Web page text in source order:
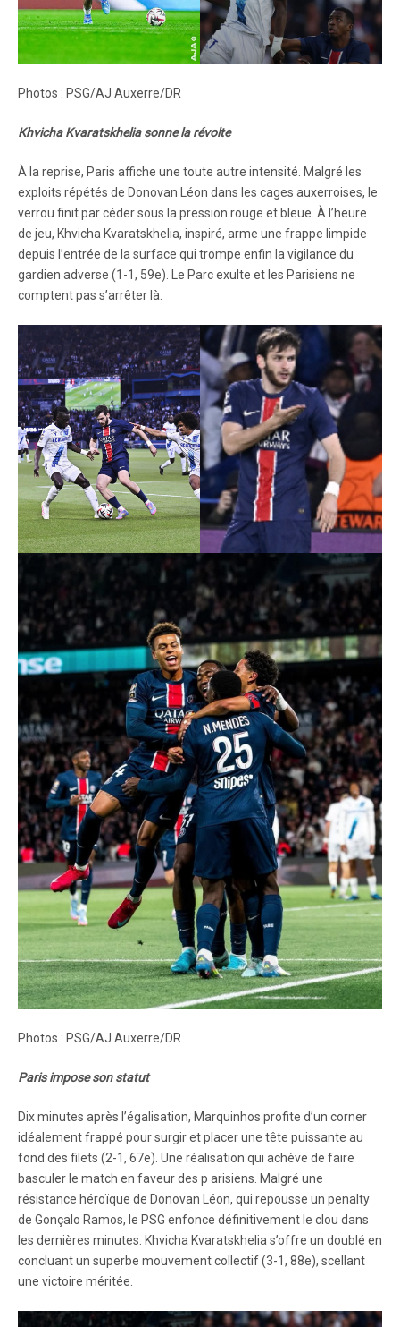
Photos : PSG/AJ Auxerre/DR
Khvicha Kvaratskhelia sonne la révolte
À la reprise, Paris affiche une toute autre intensité. Malgré les
exploits répétés de Donovan Léon dans les cages auxerroises, le
verrou finit par céder sous la pression rouge et bleue. À l’heure
de jeu, Khvicha Kvaratskhelia, inspiré, arme une frappe limpide
depuis l’entrée de la surface qui trompe enfin la vigilance du
gardien adverse (1-1, 59e). Le Parc exulte et les Parisiens ne
comptent pas s’arrêter là.
Photos : PSG/AJ Auxerre/DR
Paris impose son statut
Dix minutes après l’égalisation, Marquinhos profite d’un corner
idéalement frappé pour surgir et placer une tête puissante au
fond des filets (2-1, 67e). Une réalisation qui achève de faire
basculer le match en faveur des p arisiens. Malgré une
résistance héroïque de Donovan Léon, qui repousse un penalty
de Gonçalo Ramos, le PSG enfonce définitivement le clou dans
les dernières minutes. Khvicha Kvaratskhelia s’offre un doublé en
concluant un superbe mouvement collectif (3-1, 88e), scellant
une victoire méritée.